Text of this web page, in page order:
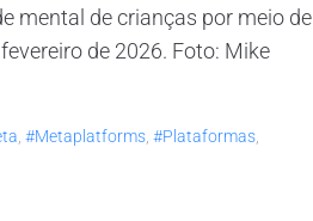
mental de crianças por meio de
de 2026. Foto: Mike
, #metaplatforms, #plataformas,